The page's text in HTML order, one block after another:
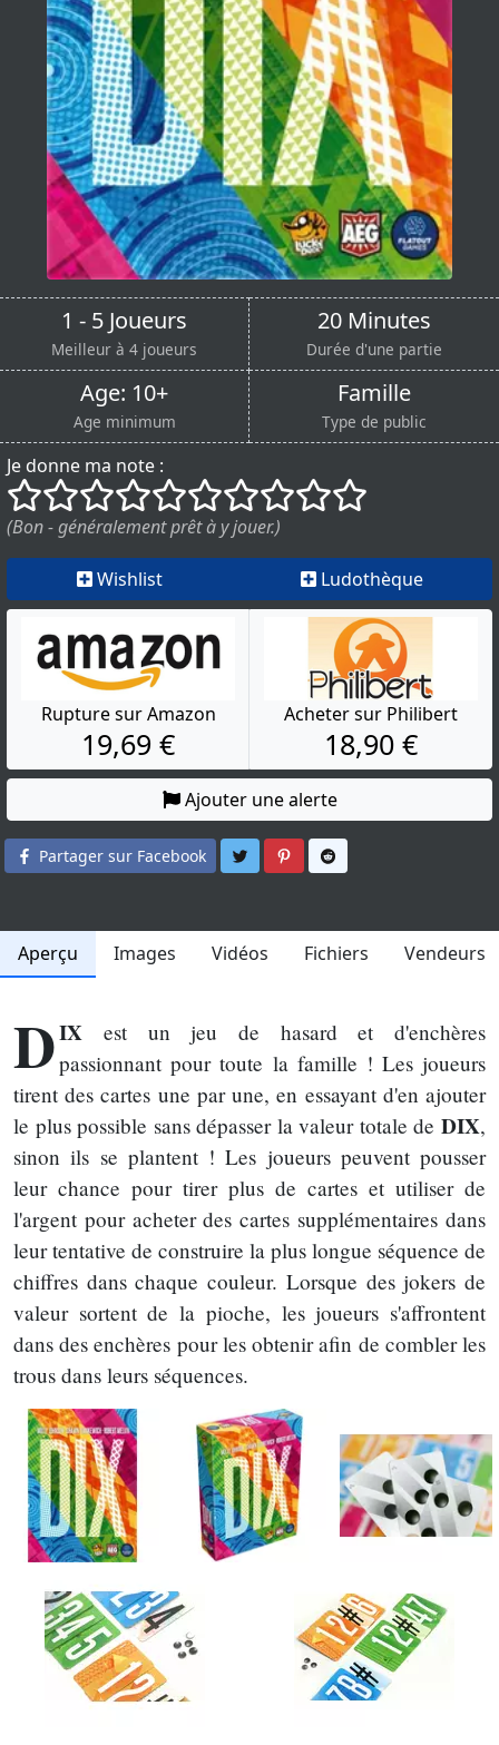
1 - 5 Joueurs
Meilleur à 4 joueurs
20 Minutes
Durée d'une partie
Age: 10+
Age minimum
Famille
Type de public
Je donne ma note :
()
() () () () () () () ()
()
(Bon - généralement prêt à y jouer.)
Wishlist Ludothèque
Rupture sur Amazon
19,69 €
Acheter sur Philibert
18,90 €
Ajouter une alerte
Partager sur Facebook Partager sur Twitter
Partager sur Pinterest
Aperçu Images Vidéos Fichiers Vendeurs
DIX est un jeu de hasard et d'enchères
passionnant pour toute la famille ! Les joueurs
tirent des cartes une par une, en essayant d'en ajouter
le plus possible sans dépasser la valeur totale de DIX,
sinon ils se plantent ! Les joueurs peuvent pousser
leur chance pour tirer plus de cartes et utiliser de
l'argent pour acheter des cartes supplémentaires dans
leur tentative de construire la plus longue séquence de
chiffres dans chaque couleur. Lorsque des jokers de
valeur sortent de la pioche, les joueurs s'affrontent
dans des enchères pour les obtenir afin de combler les
trous dans leurs séquences.